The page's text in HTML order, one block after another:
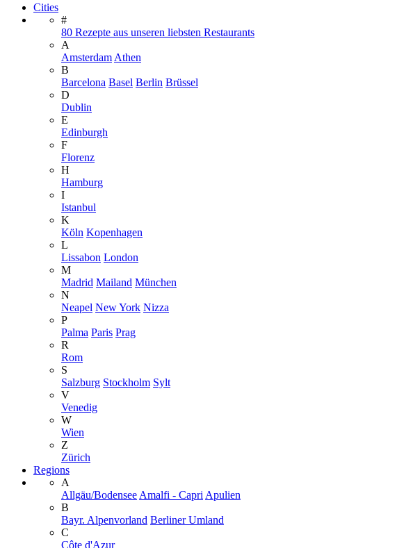
Cities
#
80 Rezepte aus unseren liebsten Restaurants
A
Amsterdam Athen
B
Barcelona Basel Berlin Brüssel
D
Dublin
E
Edinburgh
F
Florenz
H
Hamburg
I
Istanbul
K
Köln Kopenhagen
L
Lissabon London
M
Madrid Mailand München
N
Neapel New York Nizza
P
Palma Paris Prag
R
Rom
S
Salzburg Stockholm Sylt
V
Venedig
W
Wien
Z
Zürich
Regions
A
Allgäu/Bodensee Amalfi - Capri Apulien
B
Bayr. Alpenvorland Berliner Umland
C
Côte d'Azur